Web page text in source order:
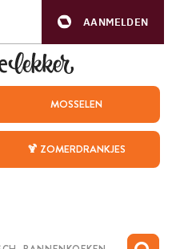
AANMELDEN
MOSSELEN
🍹 ZOMERDRANKJES